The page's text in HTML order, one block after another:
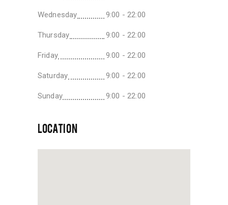
Wednesday 9:00 - 22:00
Thursday 9:00 - 22:00
Friday 9:00 - 22:00
Saturday 9:00 - 22:00
Sunday 9:00 - 22:00
LOCATION